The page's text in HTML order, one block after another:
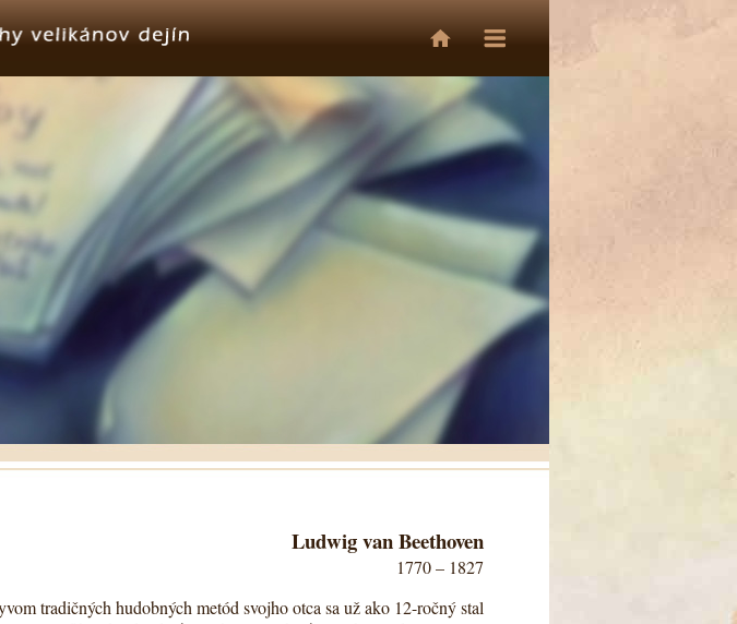
géniovia
sny,
veľké
Ludwig van Beethoven
1770 – 1827
tradičných hudobných metód svojho otca sa už ako 12-ročný stal